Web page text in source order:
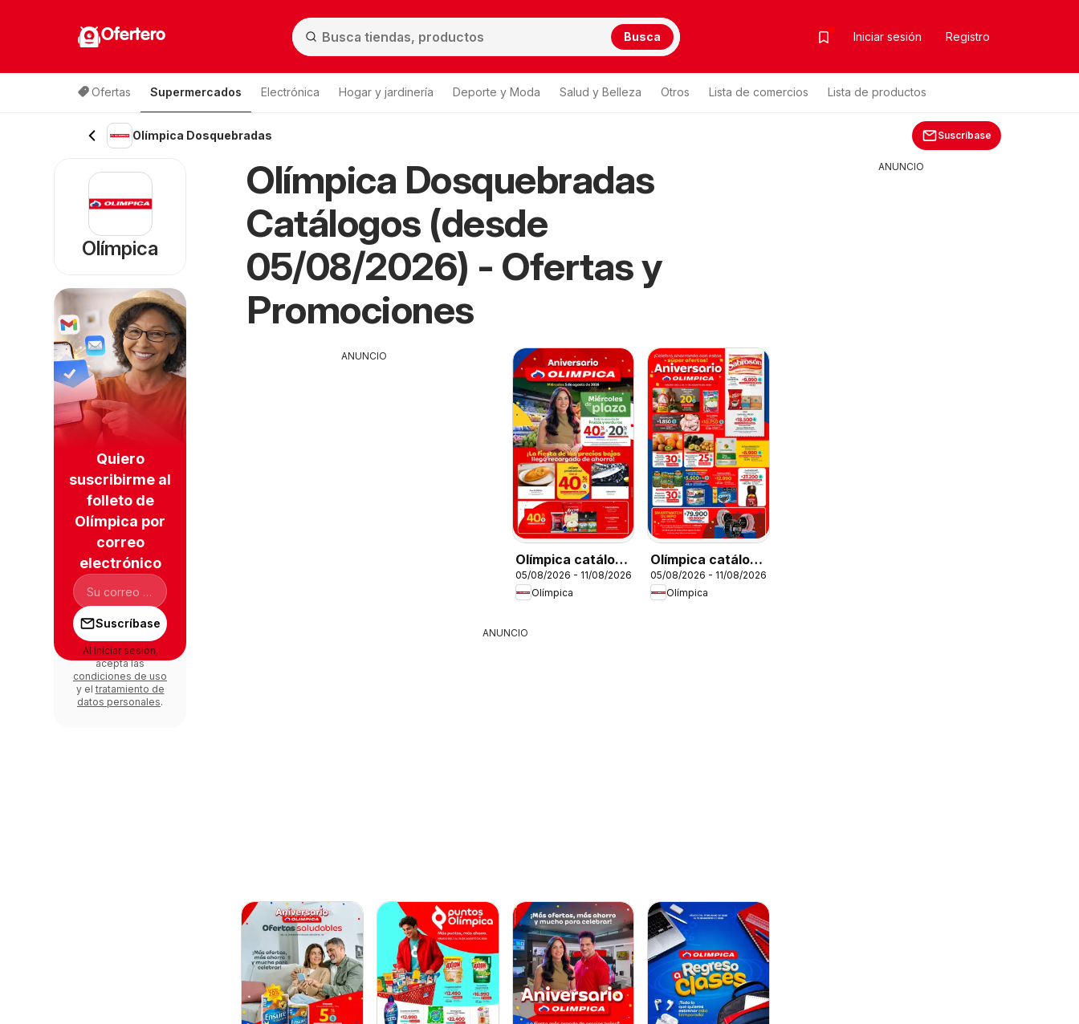
Ofertero Busca Iniciar sesión Registro
Ofertas Supermercados Electrónica Hogar y jardinería Deporte y Moda Salud y Belleza Otros Lista de comercios Lista de productos
Olímpica Dosquebradas Suscríbase
Olímpica Dosquebradas
Catálogos (desde
05/08/2026) - Ofertas y
Promociones
ANUNCIO
Olímpica catálogo
Miércoles de
Plaza
05/08/2026 - 11/08/2026
Olímpica
Olímpica catálogo
Aniversario
05/08/2026 - 11/08/2026
Olímpica
ANUNCIO
Olímpica
Quiero
suscribirme al
folleto de
Olímpica por
correo
electrónico
Suscríbase
Al iniciar sesión,
acepta las
condiciones de uso
y el tratamiento de
datos personales.
ANUNCIO